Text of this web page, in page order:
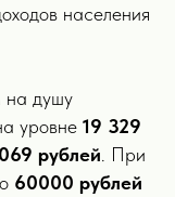
населения
на душу
уровне 19 329
рублей . При
60000 рублей